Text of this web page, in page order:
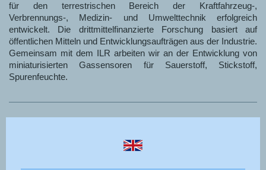
für den terrestrischen Bereich der Kraftfahrzeug-,
Verbrennungs-, Medizin- und Umwelttechnik erfolgreich
entwickelt. Die drittmittelfinanzierte Forschung basiert auf
öffentlichen Mitteln und Entwicklungsaufträgen aus der Industrie.
Gemeinsam mit dem ILR arbeiten wir an der Entwicklung von
miniaturisierten Gassensoren für Sauerstoff, Stickstoff,
Spurenfeuchte.